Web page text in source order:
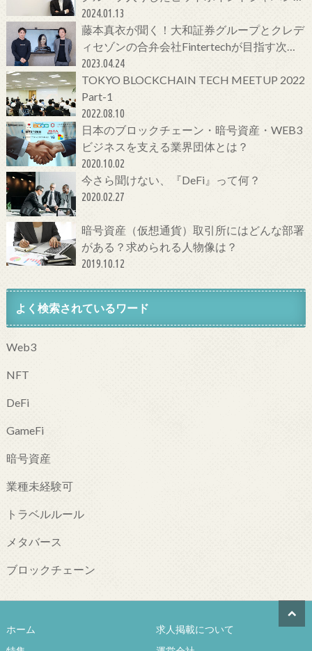
今をCTOに聞いてみた！
2024.01.13
藤本真衣が聞く！大和証券グループとクレデ
ィセゾンの合弁会社Fintertechが目指す次世
代金融サービスとは
2023.04.24
TOKYO BLOCKCHAIN TECH MEETUP 2022
Part-1
2022.08.10
日本のブロックチェーン・暗号資産・WEB3
ビジネスを支える業界団体とは？
2020.10.02
今さら聞けない、『DeFi』って何？
2020.02.27
暗号資産（仮想通貨）取引所にはどんな部署
がある？求められる人物像は？
2019.10.12
よく検索されているワード
Web3
NFT
DeFi
GameFi
暗号資産
業種未経験可
トラベルルール
メタバース
ブロックチェーン
ホーム
求人掲載について